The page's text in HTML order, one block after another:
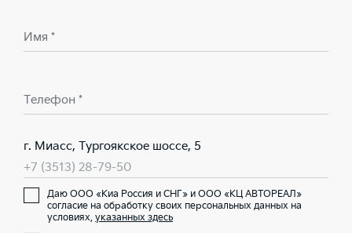
Имя *
Телефон *
г. Миасс, Тургоякское шоссе, 5
+7 (3513) 28-79-50
Даю ООО «Киа Россия и СНГ» и ООО «КЦ АВТОРЕАЛ»
согласие на обработку своих персональных данных на
условиях, указанных здесь